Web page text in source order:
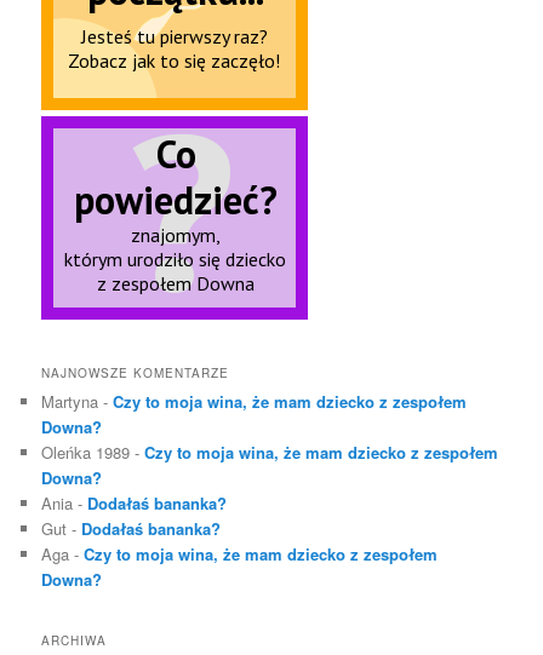
NAJNOWSZE KOMENTARZE
Martyna -Czy to moja wina, że mam dziecko z zespołem
Downa?
Oleńka 1989 -Czy to moja wina, że mam dziecko z zespołem
Downa?
Ania - Dodałaś bananka?
Gut - Dodałaś bananka?
Aga -Czy to moja wina, że mam dziecko z zespołem
Downa?
ARCHIWA